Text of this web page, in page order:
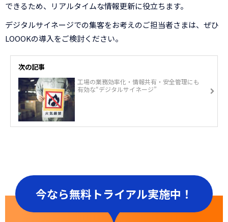
できるため、リアルタイムな情報更新に役立ちます。
デジタルサイネージでの集客をお考えのご担当者さまは、ぜひ
LOOOKの導入をご検討ください。
次の記事
工場の業務効率化・情報共有・安全管理にも
有効な“デジタルサイネージ”
今なら無料トライアル実施中！